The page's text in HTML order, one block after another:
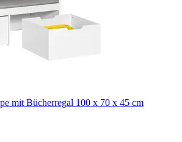
mit Bücherregal 100 x 70 x 45 cm